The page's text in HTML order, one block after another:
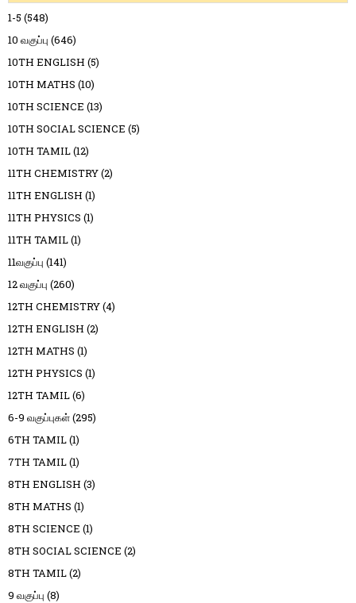
1-5 (548)
10 வகுப்பு (646)
10TH ENGLISH (5)
10TH MATHS (10)
10TH SCIENCE (13)
10TH SOCIAL SCIENCE (5)
10TH TAMIL(12)
11TH CHEMISTRY(2)
11TH ENGLISH (1)
11TH PHYSICS (1)
11TH TAMIL(1)
11வகுப்பு (141)
12 வகுப்பு (260)
12TH CHEMISTRY(4)
12TH ENGLISH (2)
12TH MATHS (1)
12TH PHYSICS (1)
12TH TAMIL(6)
6-9 வகுப்புகள்(295)
6TH TAMIL(1)
7TH TAMIL(1)
8TH ENGLISH (3)
8TH MATHS (1)
8TH SCIENCE (1)
8TH SOCIAL SCIENCE (2)
8TH TAMIL(2)
9 வகுப்பு (8)